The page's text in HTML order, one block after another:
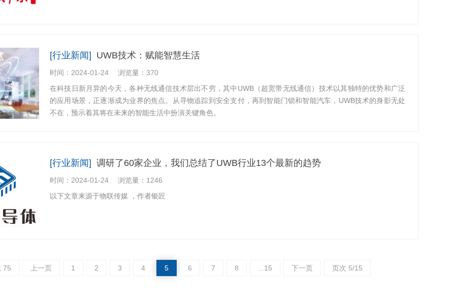
[行业新闻] UWB技术：赋能智慧生活
时间：2024-01-24
浏览量：370
在科技日新月异的今天，各种无线通信技术层出不穷，其中UWB（超宽带无线通信）技术以其独特的优势和广泛
的应用场景，正逐渐成为业界的焦点。从寻物追踪到安全支付，再到智能门锁和智能汽车，UWB技术的身影无处
不在，预示着其将在未来的智能生活中扮演关键角色。
[行业新闻] 调研了60家企业，我们总结了UWB行业13个最新的趋势
时间：2024-01-24
浏览量：1246
以下文章来源于物联传媒 ，作者银匠
75 上一页 1 2 3 4 5 6 7 8 ...15 下一页 页次 5/15